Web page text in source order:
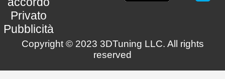
Privato
Pubblicità
Copyright © 2023 3DTuning LLC. All rights
reserved